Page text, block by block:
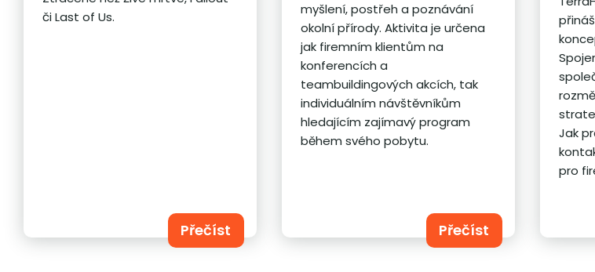
či Last of Us.
Přečíst
myšlení, postřeh a poznávání
okolní přírody. Aktivita je určena
jak firemním klientům na
konferencích a
teambuildingových akcích, tak
individuálním návštěvníkům
hledajícím zajímavý program
během svého pobytu.
Přečíst
Jak
pro